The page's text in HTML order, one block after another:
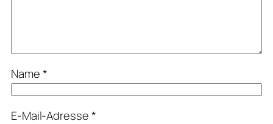
Name *
E-Mail-Adresse *